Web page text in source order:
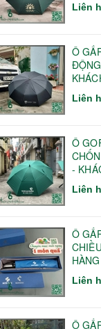
Liên
Ô
Liên
Ô
-
Liên
Ô
Liên
Ô